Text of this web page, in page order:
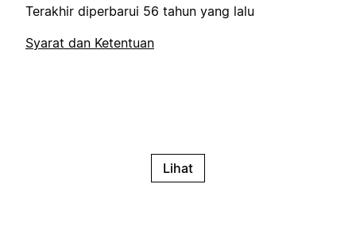
Terakhir diperbarui 56 tahun yang lalu
Syarat dan Ketentuan
Lihat